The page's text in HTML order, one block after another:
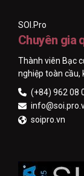
SOI.Pro
Chuyên gia
Thành viên Bạc
nghiệp toàn cầu,
(+84) 962 08
soipro.vn